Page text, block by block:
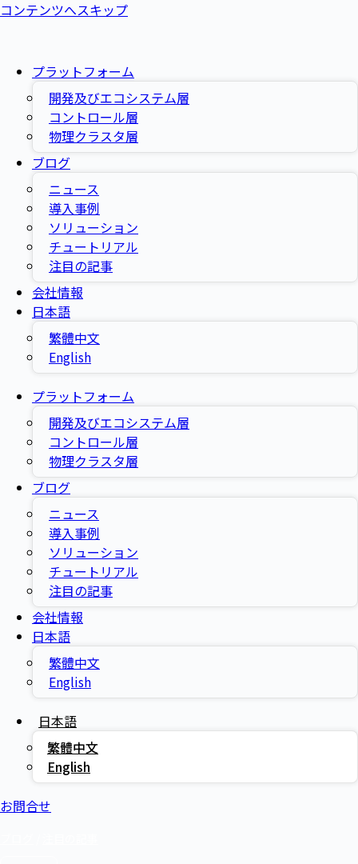
コンテンツへスキップ
プラットフォーム
開発及びエコシステム層
コントロール層
物理クラスタ層
ブログ
ニュース
導入事例
ソリューション
チュートリアル
注目の記事
会社情報
日本語
繁體中文
English
プラットフォーム
開発及びエコシステム層
コントロール層
物理クラスタ層
ブログ
ニュース
導入事例
ソリューション
チュートリアル
注目の記事
会社情報
日本語
繁體中文
English
日本語
繁體中文
English
お問合せ